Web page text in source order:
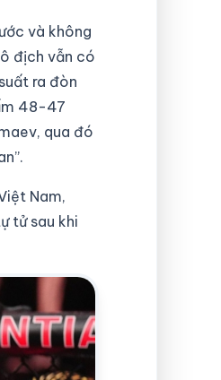
và không
địch vẫn có
ra đòn
48-47
qua đó
Nam,
tử sau khi